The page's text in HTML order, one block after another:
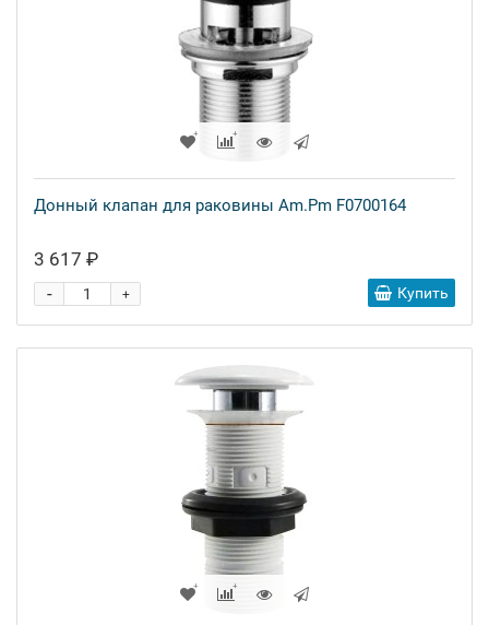
Донный клапан для раковины Am.Pm F0700164
3 617 ₽
+
- Купить